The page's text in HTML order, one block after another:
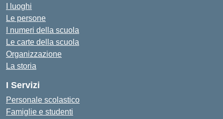
I luoghi
Le persone
I numeri della scuola
Le carte della scuola
Organizzazione
La storia
I Servizi
Personale scolastico
Famiglie e studenti